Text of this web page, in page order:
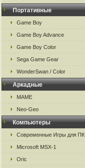
Портативные
Game Boy
Game Boy Advance
Game Boy Color
Sega Game Gear
WonderSwan / Color
Аркадные
MAME
Neo-Geo
Компьютеры
Современные Игры для ПК
Microsoft MSX-1
Oric